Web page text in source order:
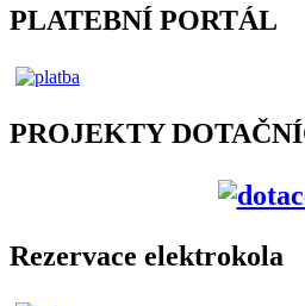
PLATEBNÍ PORTÁL
PROJEKTY
Rezervace elektrokola